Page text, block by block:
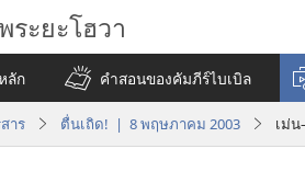
ะยะโฮวา
ลัก
คำสอนของคัมภีร์ไบเบิล
าร ตื่นเถิด! | 8 พฤษภาคม 2003 เม่